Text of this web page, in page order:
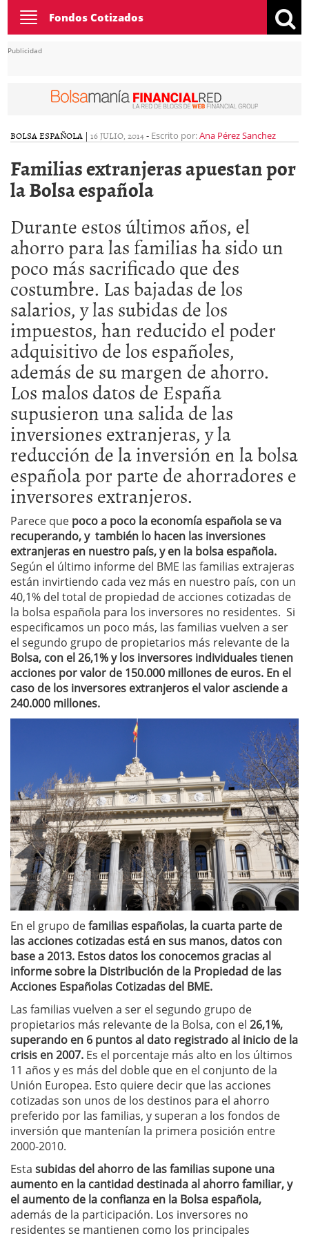
Toggle
navigation
Fondos Cotizados
Publicidad
BOLSA ESPAÑOLA | 16 JULIO, 2014- Escrito por:Ana Pérez Sanchez
Familias extranjeras apuestan por
la Bolsa española
Durante estos últimos años, el
ahorro para las familias ha sido un
poco más sacrificado que des
costumbre. Las bajadas de los
salarios, y las subidas de los
impuestos, han reducido el poder
adquisitivo de los españoles,
además de su margen de ahorro.
Los malos datos de España
supusieron una salida de las
inversiones extranjeras, y la
reducción de la inversión en la bolsa
española por parte de ahorradores e
inversores extranjeros.
Parece que poco a poco la economía española se va
recuperando, y también lo hacen las inversiones
extranjeras en nuestro país, y en la bolsa española.
Según el último informe del BME las familias extrajeras
están invirtiendo cada vez más en nuestro país, con un
40,1% del total de propiedad de acciones cotizadas de
la bolsa española para los inversores no residentes. Si
especificamos un poco más, las familias vuelven a ser
el segundo grupo de propietarios más relevante de la
Bolsa, con el 26,1% y los inversores individuales tienen
acciones por valor de 150.000 millones de euros. En el
caso de los inversores extranjeros el valor asciende a
240.000 millones.
En el grupo defamilias españolas, la cuarta parte de
las acciones cotizadas está en sus manos, datos con
base a 2013. Estos datos los conocemos gracias al
informe sobre la Distribución de la Propiedad de las
Acciones Españolas Cotizadas del BME.
Las familias vuelven a ser el segundo grupo de
propietarios más relevante de la Bolsa, con el 26,1%,
superando en 6 puntos al dato registrado al inicio de la
crisis en 2007. Es el porcentaje más alto en los últimos
11 años y es más del doble que en el conjunto de la
Unión Europea. Esto quiere decir que las acciones
cotizadas son unos de los destinos para el ahorro
preferido por las familias, y superan a los fondos de
inversión que mantenían la primera posición entre
2000-2010.
Esta subidas del ahorro de las familias supone una
aumento en la cantidad destinada al ahorro familiar, y
el aumento de la confianza en la Bolsa española,
además de la participación. Los inversores no
residentes se mantienen como los principales